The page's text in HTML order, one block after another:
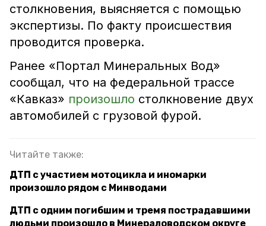
столкновения, выясняется с помощью
экспертизы. По факту происшествия
проводится проверка.
Ранее «Портал Минеральных Вод»
сообщал, что на федеральной трассе
«Кавказ» произошло столкновение двух
автомобилей с грузовой фурой.
Читайте также:
ДТП с участием мотоцикла и иномарки
произошло рядом с Минводами
ДТП с одним погибшим и тремя пострадавшими
людьми произошло в Минераловодском округе